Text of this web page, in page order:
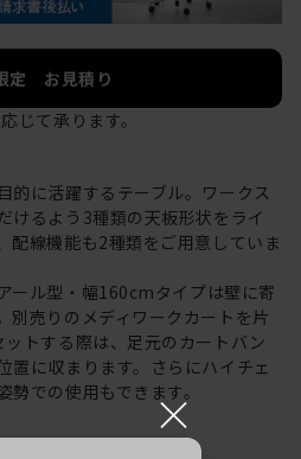
定 お見積り
じて承ります。
的に活躍するテーブル。ワークス
けるよう3種類の天板形状をライ
配線機能も2種類をご用意していま
ール型・幅160cmタイプは壁に寄
別売りのメディワークカートを片
トする際は、足元のカートバン
置に収まります。さらにハイチェ
での使用もできます。
×